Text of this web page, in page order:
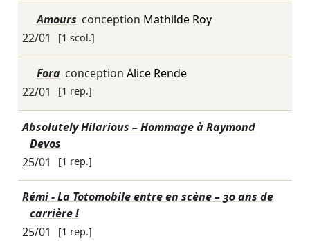
Amours conception Mathilde Roy
22/01
[1 scol.]
Fora conception Alice Rende
22/01
[1 rep.]
Absolutely Hilarious – Hommage à Raymond
Devos
25/01
[1 rep.]
Rémi - La Totomobile entre en scène – 30 ans de
carrière !
25/01
[1 rep.]